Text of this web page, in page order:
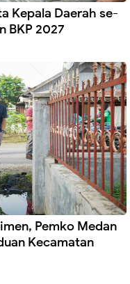
Kepala Daerah se-
BKP 2027
Pemko Medan
Kecamatan